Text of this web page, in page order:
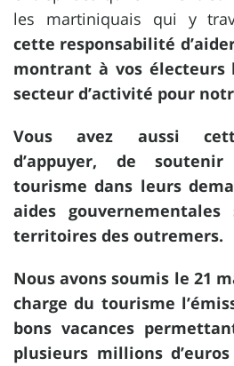
les martiniquais qui y
cette responsabilité
montrant à vos électeurs
secteur d’activité pour
Vous avez aussi
d’appuyer, de
tourisme dans leurs
aides
territoires des outremers.
Nous avons soumis le 21
charge du tourisme
bons vacances
plusieurs millions